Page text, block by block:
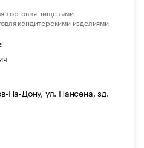
торговля пищевыми
кондитерскими изделиями
На-Дону, ул. Нансена, зд.